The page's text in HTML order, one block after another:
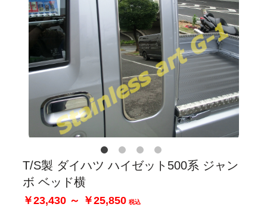
T/S製 ダイハツ ハイゼット500系 ジャン
ボ ベッド横
￥23,430 ～ ￥25,850 税込